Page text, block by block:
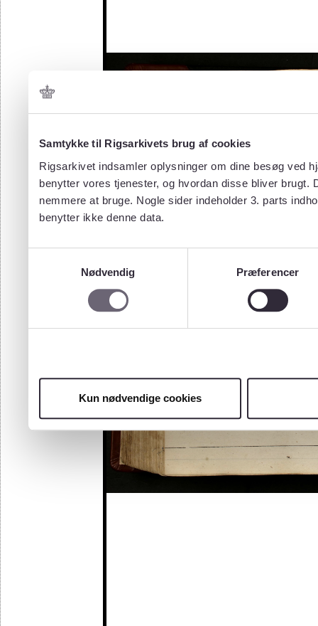
Samtykke til Rigsarkivets brug af cookies
Rigsarkivet indsamler oplysninger om dine besøg ved
benytter vores tjenester, og hvordan disse bliver
nemmere at bruge. Nogle sider indeholder 3. parts
benytter ikke denne data.
Nødvendig
Præferencer
Kun nødvendige cookies